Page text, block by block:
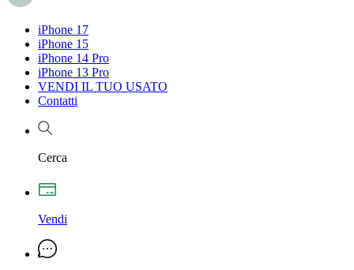
iPhone 17
iPhone 15
iPhone 14 Pro
iPhone 13 Pro
VENDI IL TUO USATO
Contatti
Cerca
Vendi